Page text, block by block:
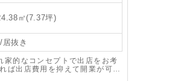
㎡(7.37坪)
抜き
家的なコンセプトで出店をお考
ば出店費用を抑えて開業が可能